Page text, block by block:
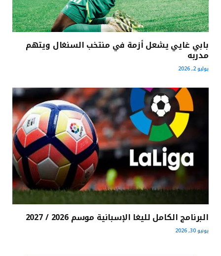
بابي غايي يشعل أزمة في منتخب السنغال ويتهم
مدربه
يوليو 2, 2026
البرنامج الكامل لليغا الإسبانية موسم 2026 / 2027
يونيو 30, 2026